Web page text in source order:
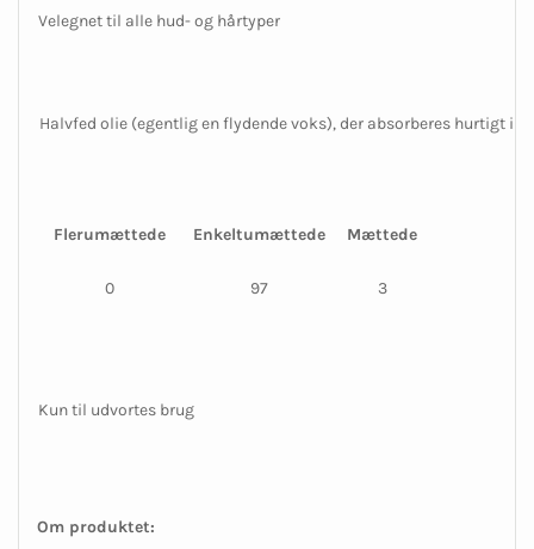
Velegnet til alle hud- og hårtyper
Halvfed olie (egentlig en flydende voks), der absorberes hurtigt i
Flerumættede Enkeltumættede Mættede
0 97 3
Kun til udvortes brug
Om produktet: